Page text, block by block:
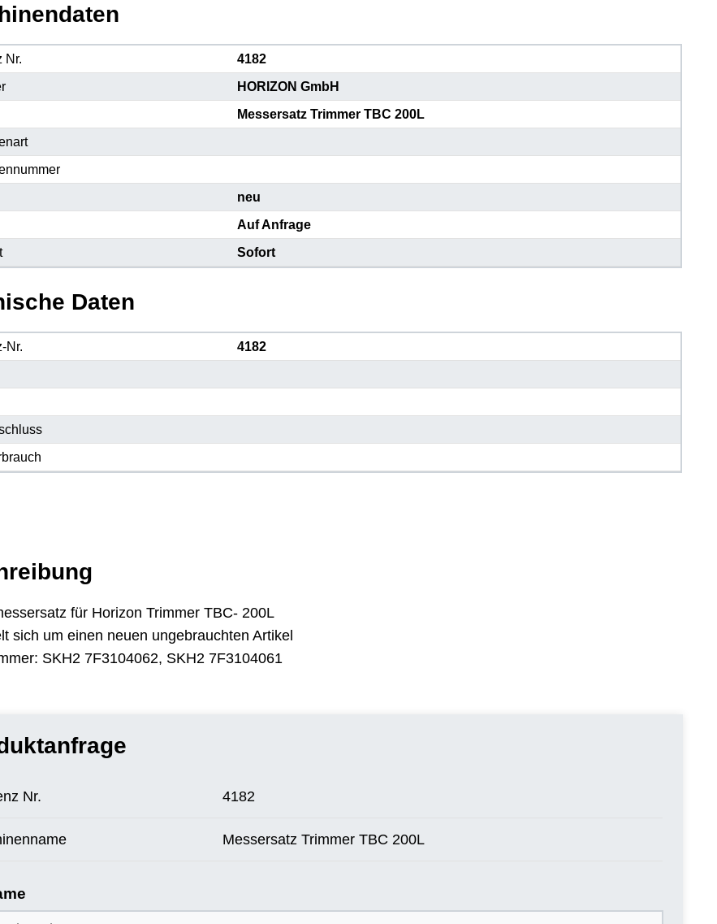
Nr.
4182
HORIZON GmbH
Messersatz Trimmer TBC 200L
neu
Auf Anfrage
Sofort
Daten
Nr.
4182
für Horizon Trimmer TBC- 200L
sich um einen neuen ungebrauchten Artikel
SKH2 7F3104062, SKH2 7F3104061
Nr. 4182
Messersatz Trimmer TBC 200L